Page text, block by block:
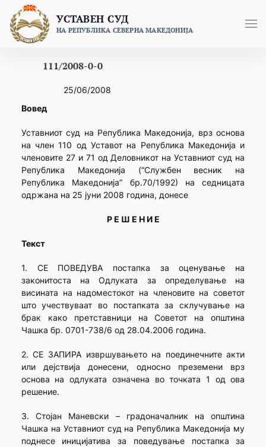
content
УСТАВЕН СУД
НА РЕПУБЛИКА СЕВЕРНА МАКЕДОНИЈА
111/2008-0-0
25/06/2008
Вовед
Уставниот суд на Република Македонија, врз основа
на член 110 од Уставот на Република Македонија и
членовите 27 и 71 од Деловникот на Уставниот суд на
Република Македонија (“Службен весник на
Република Македонија” бр.70/1992) на седницата
одржана на 25 јуни 2008 година, донесе
Р Е Ш Е Н И Е
Текст
1. СЕ ПОВЕДУВА постапка за оценување на
законитоста на Одлуката за определу­вање на
висината на надоместокот на членовите на советот
што учествуваат во постапката за склучување на
брак како претставници на Советот на општина
Чашка бр. 0701-738/6 од 28.04.2006 година.
2. СЕ ЗАПИРА извршувањето на поединечните акти
или дејствија донесени, односно преземени врз
основа на одлуката означена во точката 1 од ова
решение.
3. Стојан Маневски – градоначалник на општина
Чашка на Уставниот суд на Република Македонија му
поднесе иницијатива за поведување постапка за